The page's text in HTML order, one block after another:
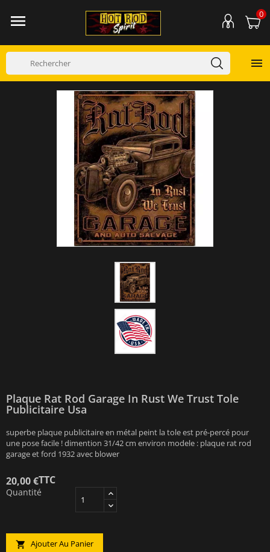
 0

Plaque Rat Rod Garage In Rust We Trust Tole
Publicitaire Usa
superbe plaque publicitaire en métal peint la tole est pré-percé pour
une pose facile ! dimention 31/42 cm environ modele : plaque rat rod
garage et ford 1932 avec blower
20,00 €TTC
Quantité
 Ajouter Au Panier